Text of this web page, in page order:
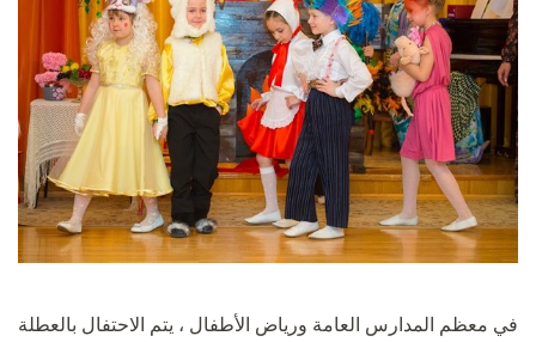
في معظم المدارس العامة ورياض الأطفال ، يتم الاحتفال بالعطلة